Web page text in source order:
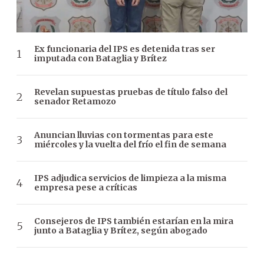
Ex funcionaria del IPS es detenida tras ser
imputada con Bataglia y Brítez
Revelan supuestas pruebas de título falso del
senador Retamozo
Anuncian lluvias con tormentas para este
miércoles y la vuelta del frío el fin de semana
IPS adjudica servicios de limpieza a la misma
empresa pese a críticas
Consejeros de IPS también estarían en la mira
junto a Bataglia y Brítez, según abogado